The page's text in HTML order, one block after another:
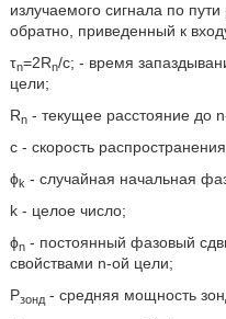
излучаемого сигнала по
обратно, приведенный к
τn=2Rn/с; - время
цели;
Rn- текущее расстояние до
с - скорость
ϕk - случайная начальная
k - целое число;
ϕn- постоянный фазовый
свойствами n-ой цели;
Рзонд- средняя мощность